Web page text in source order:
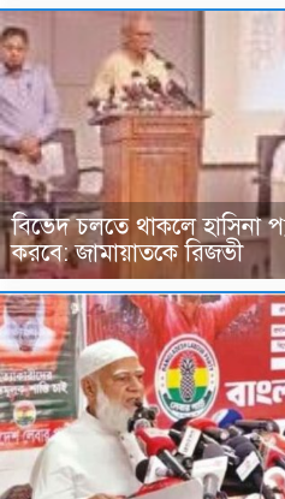
বিভেদ চলতে থাকলে হাসিনা
করবে: জামায়াতকে রিজভী